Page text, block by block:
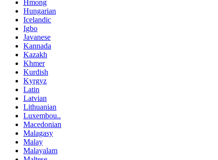
Hmong
Hungarian
Icelandic
Igbo
Javanese
Kannada
Kazakh
Khmer
Kurdish
Kyrgyz
Latin
Latvian
Lithuanian
Luxembou..
Macedonian
Malagasy
Malay
Malayalam